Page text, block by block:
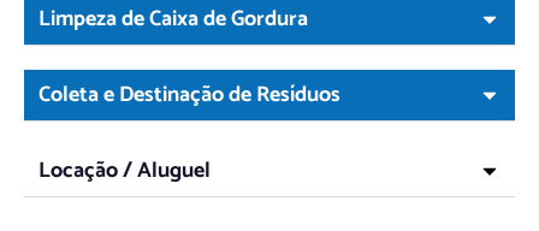
Limpeza de Caixa de Gordura
Coleta e Destinação de Resíduos
Locação / Aluguel